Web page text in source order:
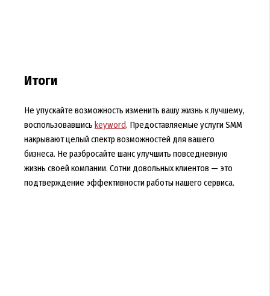
Итоги
Не упускайте возможность изменить вашу жизнь к лучшему,
воспользовавшись keyword. Предоставляемые услуги SMM
накрывают целый спектр возможностей для вашего
бизнеса. Не разбросайте шанс улучшить повседневную
жизнь своей компании. Сотни довольных клиентов — это
подтверждение эффективности работы нашего сервиса.